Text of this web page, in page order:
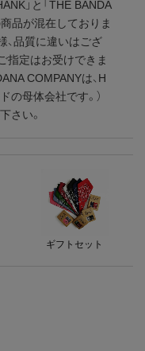
」と「THE BANDA
品が混在しておりま
、品質に違いはござ
指定はお受けできま
COMPANYは、H
の母体会社です。）
さい。
ギフトセット